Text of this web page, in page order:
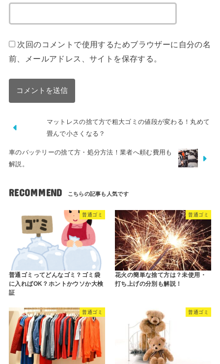
次回のコメントで使用するためブラウザーに自分の名
前、メールアドレス、サイトを保存する。
マットレスの捨て方で粗大ゴミの値段が変わる！丸めて
畳んで小さくなる？
車のバッテリーの捨て方・処分方法！業者へ頼む費用も
解説。
RECOMMEND
普通ゴミ
普通ゴミってどんなゴミ？ゴミ袋
に入ればOK？ホントかウソか大検
証
普通ゴミ
花火の簡単な捨て方は？未使用・
打ち上げの分別も解説！
普通ゴミ 普通ゴミ